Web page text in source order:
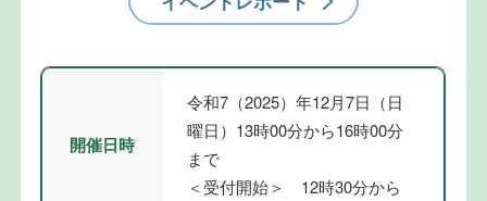
開催日時
令和7（2025）年12月7日（日
曜日）13時00分から16時00分
まで
＜受付開始＞ 12時30分から